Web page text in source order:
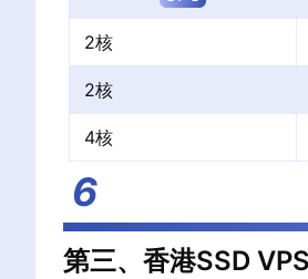
2核
2核
4核
第三、香港SSD VPS